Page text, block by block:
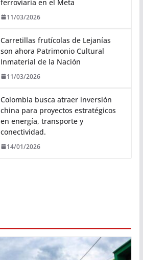
ferroviaria en el Meta
11/03/2026
Carretillas frutícolas de Lejanías
son ahora Patrimonio Cultural
Inmaterial de la Nación
11/03/2026
Colombia busca atraer inversión
china para proyectos estratégicos
en energía, transporte y
conectividad.
14/01/2026